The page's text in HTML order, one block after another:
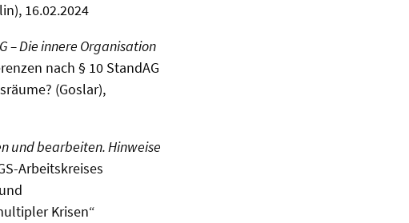
16.02.2024
– Die innere Organisation
nach § 10 StandAG
(Goslar),
und bearbeiten. Hinweise
Arbeitskreises
Krisen“